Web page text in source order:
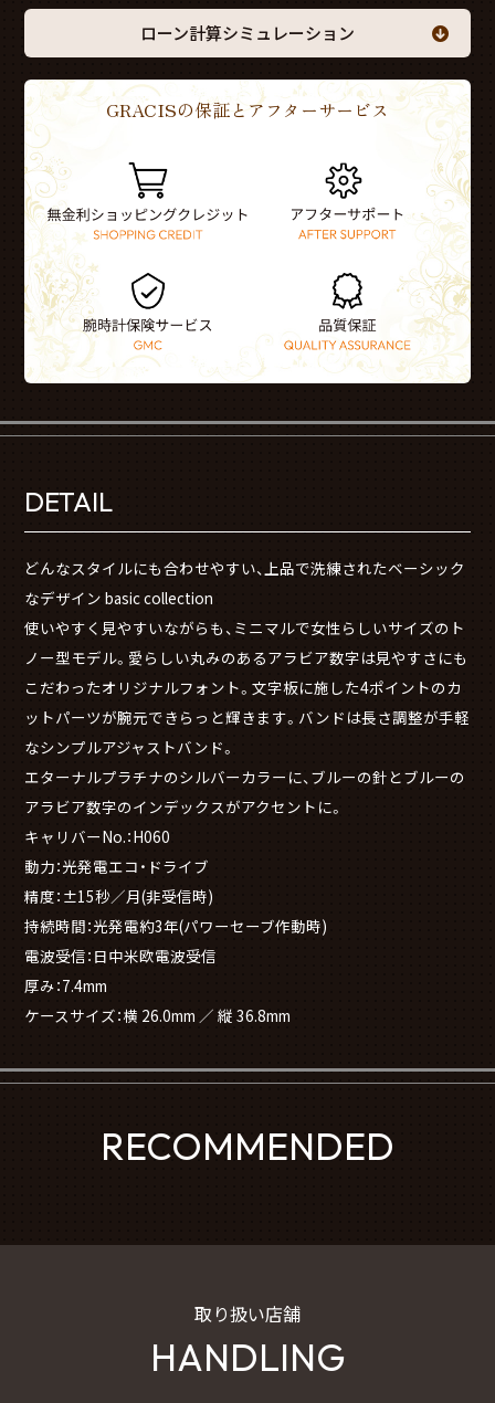
ローン計算シミュレーション
GRACISの保証とアフターサービス
DETAIL
どんなスタイルにも合わせやすい、上品で洗練されたベーシック
なデザイン basic collection
使いやすく見やすいながらも、ミニマルで女性らしいサイズのト
ノー型モデル。愛らしい丸みのあるアラビア数字は見やすさにも
こだわったオリジナルフォント。文字板に施した4ポイントのカ
ットパーツが腕元できらっと輝きます。バンドは長さ調整が手軽
なシンプルアジャストバンド。
エターナルプラチナのシルバーカラーに、ブルーの針とブルーの
アラビア数字のインデックスがアクセントに。
キャリバーNo.：H060
動力：光発電エコ・ドライブ
精度：±15秒／月(非受信時)
持続時間：光発電約3年(パワーセーブ作動時)
電波受信：日中米欧電波受信
厚み：7.4mm
ケースサイズ：横 26.0mm ／ 縦 36.8mm
RECOMMENDED
取り扱い店舗
HANDLING